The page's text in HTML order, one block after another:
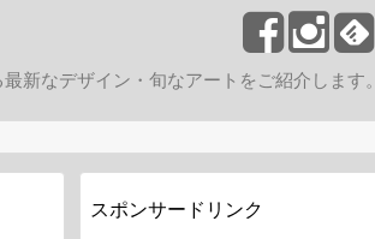
新なデザイン・旬なアートをご紹介します。
スポンサードリンク